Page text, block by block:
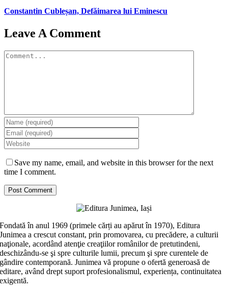
Constantin Cubleșan, Defăimarea lui Eminescu
Leave A Comment
Comment
Save my name, email, and website in this browser for the next
time I comment.
Fondată în anul 1969 (primele cărți au apărut în 1970), Editura
Junimea a crescut constant, prin promovarea, cu precădere, a culturii
naţionale, acordând atenţie creaţiilor românilor de pretutindeni,
deschizându-se şi spre culturile lumii, precum şi spre curentele de
gândire contemporană. Junimea vă propune o ofertă generoasă de
editare, având drept suport profesionalismul, experiența, continuitatea
exigentă.